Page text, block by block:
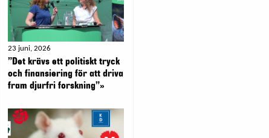
23 juni, 2026
”Det krävs ett politiskt tryck
och finansiering för att driva
fram djurfri forskning”»